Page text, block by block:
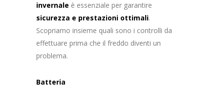
invernale è essenziale per garantire
sicurezza e prestazioni ottimali.
Scopriamo insieme quali sono i controlli da
effettuare prima che il freddo diventi un
problema.
Batteria